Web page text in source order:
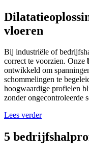
vloeren
Bij industriële of
correct te voorzien. Onze
ontwikkeld om
schommelingen te
hoogwaardige profielen
zonder ongecontroleerde
Lees verder
5